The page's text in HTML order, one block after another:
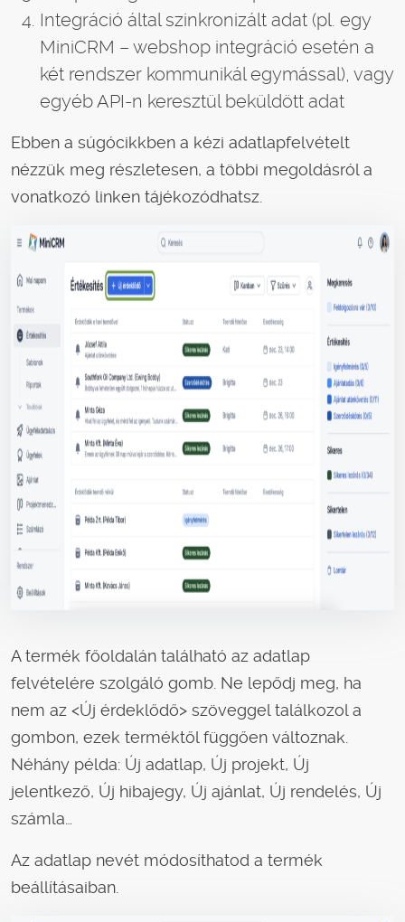
Integráció által szinkronizált adat (pl. egy
MiniCRM – webshop integráció esetén a
két rendszer kommunikál egymással), vagy
egyéb API-n keresztül beküldött adat
Ebben a súgócikkben a kézi adatlapfelvételt
nézzük meg részletesen, a többi megoldásról a
vonatkozó linken tájékozódhatsz.
A termék főoldalán található az adatlap
felvételére szolgáló gomb. Ne lepődj meg, ha
nem az <Új érdeklődő> szöveggel találkozol a
gombon, ezek terméktől függően változnak.
Néhány példa: Új adatlap, Új projekt, Új
jelentkező, Új hibajegy, Új ajánlat, Új rendelés, Új
számla…
Az adatlap nevét módosíthatod a termék
beállításaiban.